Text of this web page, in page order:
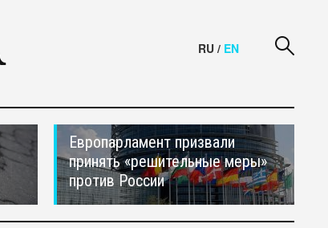
RU / EN
Европарламент призвали
принять «решительные меры»
против России